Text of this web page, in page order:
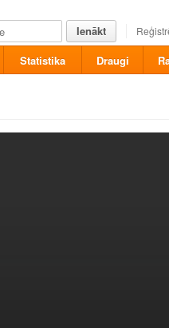
Ienākt
Statistika Draugi